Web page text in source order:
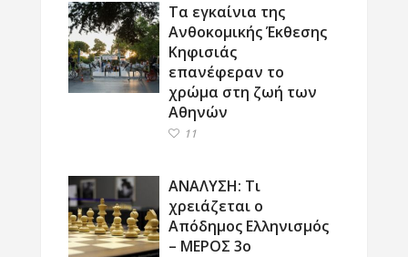
Τα εγκαίνια της
Ανθοκομικής Έκθεσης
Κηφισιάς
επανέφεραν το
χρώμα στη ζωή των
Αθηνών
11
ΑΝΑΛΥΣΗ: Τι
χρειάζεται ο
Απόδημος Ελληνισμός
– ΜΕΡΟΣ 3ο